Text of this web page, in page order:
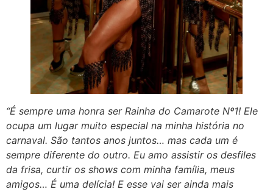
“É sempre uma honra ser Rainha do Camarote Nº1! Ele
ocupa um lugar muito especial na minha história no
carnaval. São tantos anos juntos… mas cada um é
sempre diferente do outro. Eu amo assistir os desfiles
da frisa, curtir os shows com minha família, meus
amigos… É uma delícia! E esse vai ser ainda mais